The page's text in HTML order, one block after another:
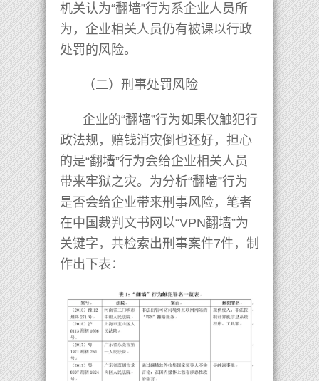
机关认为“翻墙”行为系企业人员所
为，企业相关人员仍有被课以行政
处罚的风险。
（二）刑事处罚风险
企业的“翻墙”行为如果仅触犯行
政法规，赔钱消灾倒也还好，担心
的是“翻墙”行为会给企业相关人员
带来牢狱之灾。为分析“翻墙”行为
是否会给企业带来刑事风险，笔者
在中国裁判文书网以“VPN翻墙”为
关键字，共检索出刑事案件7件，制
作出下表：